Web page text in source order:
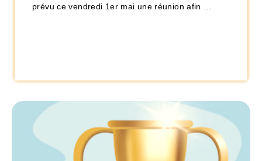
prévu ce vendredi 1er mai une réunion afin …